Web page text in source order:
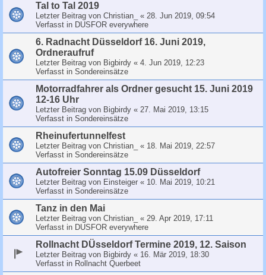
Tal to Tal 2019
Letzter Beitrag von Christian_ « 28. Jun 2019, 09:54
Verfasst in DUSFOR everywhere
6. Radnacht Düsseldorf 16. Juni 2019,
Ordneraufruf
Letzter Beitrag von Bigbirdy « 4. Jun 2019, 12:23
Verfasst in Sondereinsätze
Motorradfahrer als Ordner gesucht 15. Juni 2019
12-16 Uhr
Letzter Beitrag von Bigbirdy « 27. Mai 2019, 13:15
Verfasst in Sondereinsätze
Rheinufertunnelfest
Letzter Beitrag von Christian_ « 18. Mai 2019, 22:57
Verfasst in Sondereinsätze
Autofreier Sonntag 15.09 Düsseldorf
Letzter Beitrag von Einsteiger « 10. Mai 2019, 10:21
Verfasst in Sondereinsätze
Tanz in den Mai
Letzter Beitrag von Christian_ « 29. Apr 2019, 17:11
Verfasst in DUSFOR everywhere
Rollnacht DÜsseldorf Termine 2019, 12. Saison
Letzter Beitrag von Bigbirdy « 16. Mär 2019, 18:30
Verfasst in Rollnacht Querbeet